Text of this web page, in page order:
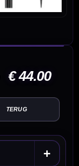
€ 44.00
TERUG
+